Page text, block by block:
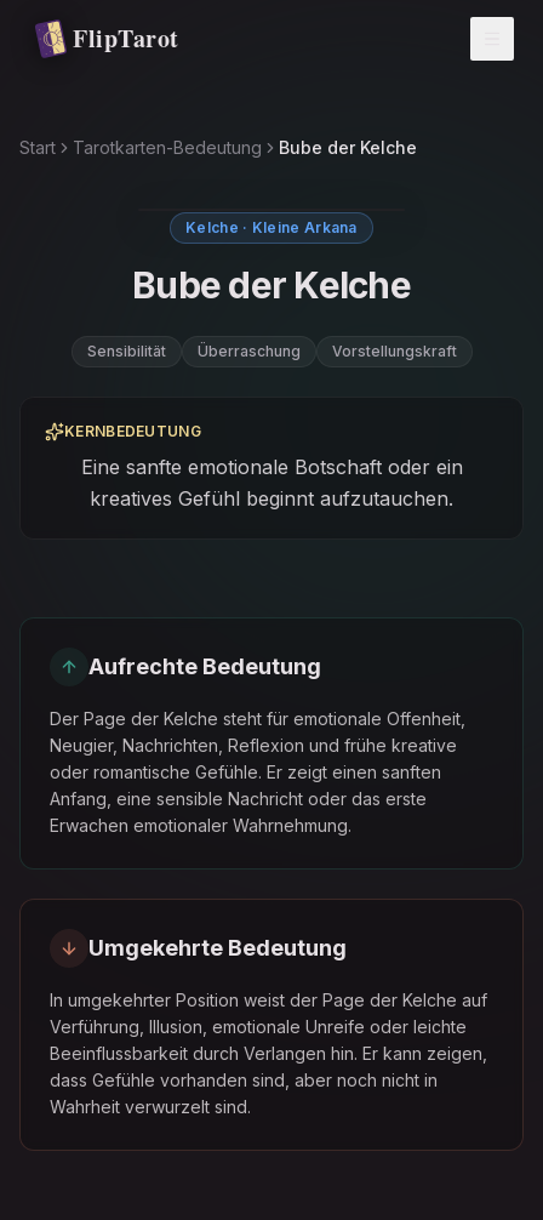
Zum Hauptinhalt springen
FlipTarot
Start Tarotkarten-Bedeutung Bube der Kelche
Kelche · Kleine Arkana
Bube der Kelche
Sensibilität Überraschung Vorstellungskraft
KERNBEDEUTUNG
Eine sanfte emotionale Botschaft oder ein
kreatives Gefühl beginnt aufzutauchen.
Aufrechte Bedeutung
Der Page der Kelche steht für emotionale Offenheit,
Neugier, Nachrichten, Reflexion und frühe kreative
oder romantische Gefühle. Er zeigt einen sanften
Anfang, eine sensible Nachricht oder das erste
Erwachen emotionaler Wahrnehmung.
Umgekehrte Bedeutung
In umgekehrter Position weist der Page der Kelche auf
Verführung, Illusion, emotionale Unreife oder leichte
Beeinflussbarkeit durch Verlangen hin. Er kann zeigen,
dass Gefühle vorhanden sind, aber noch nicht in
Wahrheit verwurzelt sind.